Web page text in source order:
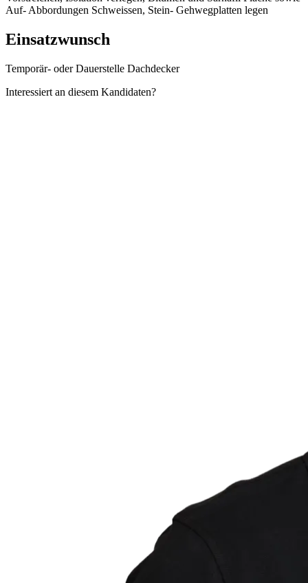
Auf- Abbordungen Schweissen, Stein- Gehwegplatten legen
Einsatzwunsch
Temporär- oder Dauerstelle Dachdecker
Interessiert an diesem Kandidaten?